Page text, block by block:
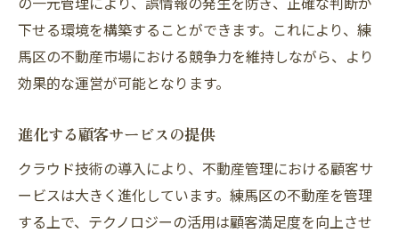
下せる環境を構築することができます。これにより、練
馬区の不動産市場における競争力を維持しながら、より
効果的な運営が可能となります。
進化する顧客サービスの提供
クラウド技術の導入により、不動産管理における顧客サ
ービスは大きく進化しています。練馬区の不動産を管理
する上で、テクノロジーの活用は顧客満足度を向上させ